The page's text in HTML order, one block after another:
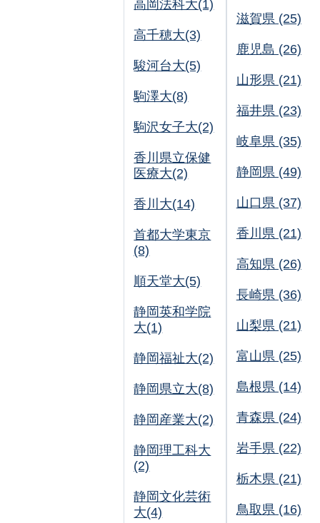
高岡法科大(1)
高千穂大(3)
駿河台大(5)
駒澤大(8)
駒沢女子大(2)
香川県立保健
医療大(2)
香川大(14)
首都大学東京
(8)
順天堂大(5)
静岡英和学院
大(1)
静岡福祉大(2)
静岡県立大(8)
静岡産業大(2)
静岡理工科大
(2)
静岡文化芸術
大(4)
滋賀県 (25)
鹿児島 (26)
山形県 (21)
福井県 (23)
岐阜県 (35)
静岡県 (49)
山口県 (37)
香川県 (21)
高知県 (26)
長崎県 (36)
山梨県 (21)
富山県 (25)
島根県 (14)
青森県 (24)
岩手県 (22)
栃木県 (21)
鳥取県 (16)